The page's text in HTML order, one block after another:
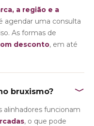
a região e a
agendar uma consulta
As formas de
desconto, em até
bruxismo? ﹀
alinhadores funcionam
, o que pode